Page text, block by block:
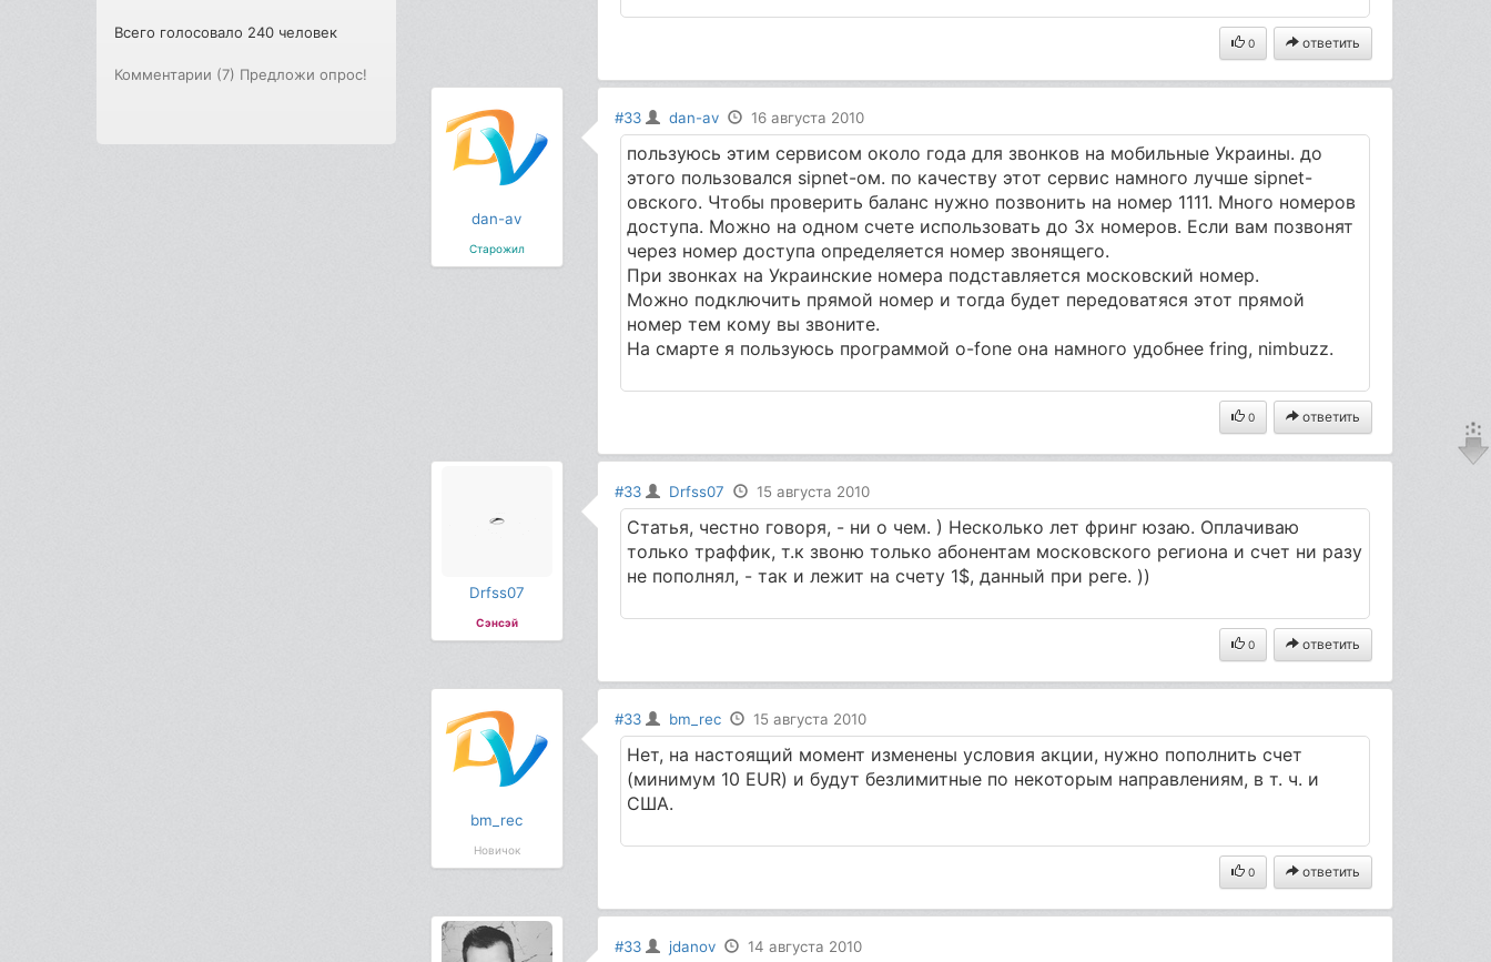
Всего голосовало 240 человек
Комментарии (7) Предложи опрос!
0 ответить
dan-av
Старожил
#33 dan-av 16 августа 2010
пользуюсь этим сервисом около года для звонков на мобильные Украины. до
этого пользовался sipnet-ом. по качеству этот сервис намного лучше sipnet-
овского. Чтобы проверить баланс нужно позвонить на номер 1111. Много номеров
доступа. Можно на одном счете использовать до 3х номеров. Если вам позвонят
через номер доступа определяется номер звонящего.
При звонках на Украинские номера подставляется московский номер.
Можно подключить прямой номер и тогда будет передоватяся этот прямой
номер тем кому вы звоните.
На смарте я пользуюсь программой o-fone она намного удобнее fring, nimbuzz.
0 ответить
Drfss07
Сэнсэй
#33 Drfss07 15 августа 2010
Статья, честно говоря, - ни о чем. ) Несколько лет фринг юзаю. Оплачиваю
только траффик, т.к звоню только абонентам московского региона и счет ни разу
не пополнял, - так и лежит на счету 1$, данный при реге. ))
0 ответить
bm_rec
Новичок
#33 bm_rec 15 августа 2010
Нет, на настоящий момент изменены условия акции, нужно пополнить счет
(минимум 10 EUR) и будут безлимитные по некоторым направлениям, в т. ч. и
США.
0 ответить
#33 jdanov 14 августа 2010